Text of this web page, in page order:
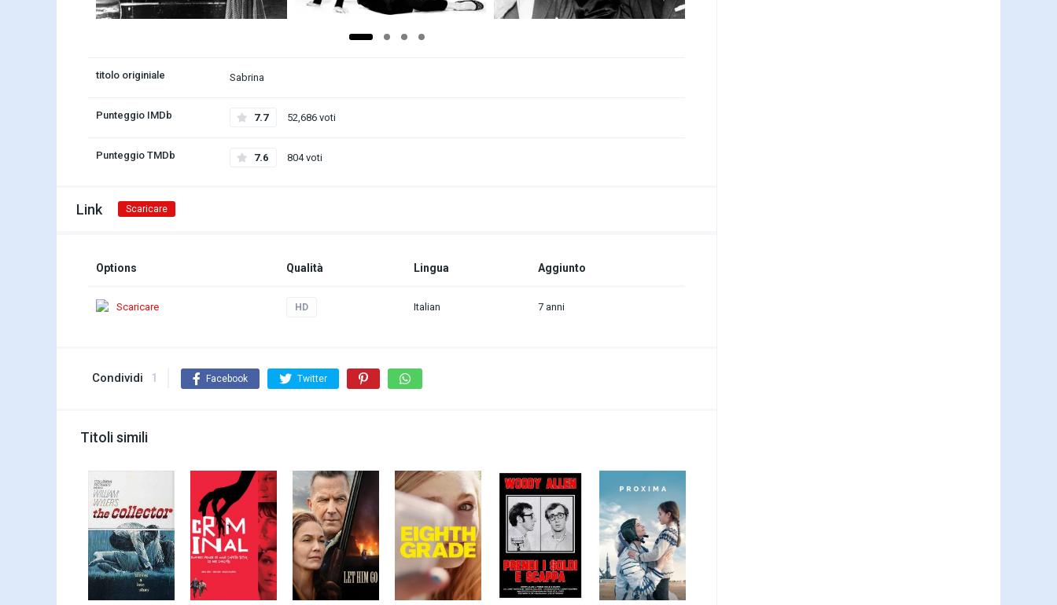
titolo originiale Sabrina
Punteggio IMDb 7.7 52,686 voti
Punteggio TMDb 7.6 804 voti
Link Scaricare
Options Qualità Lingua Aggiunto
Scaricare HD Italian 7 anni
Condividi 1 Facebook Twitter
Titoli simili